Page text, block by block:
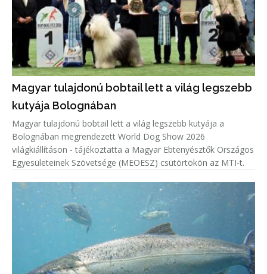
Magyar tulajdonú bobtail lett a világ legszebb
kutyája Bolognában
Magyar tulajdonú bobtail lett a világ legszebb kutyája a
Bolognában megrendezett World Dog Show 2026
világkiállításon - tájékoztatta a Magyar Ebtenyésztők Országos
Egyesületeinek Szövetsége (MEOESZ) csütörtökön az MTI-t.